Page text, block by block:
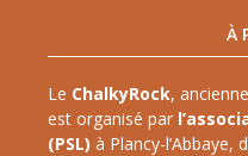
À
Le ChalkyRock,
est organisé par
(PSL) à Plancy-l’Abbaye,